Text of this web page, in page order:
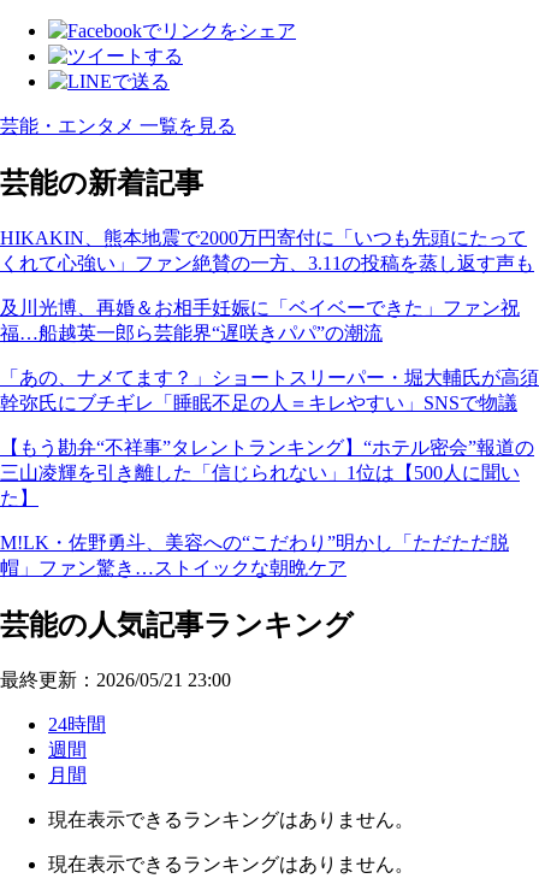
芸能・エンタメ 一覧を見る
芸能の新着記事
HIKAKIN、熊本地震で2000万円寄付に「いつも先頭にたって
くれて心強い」ファン絶賛の一方、3.11の投稿を蒸し返す声も
及川光博、再婚＆お相手妊娠に「ベイベーできた」ファン祝
福…船越英一郎ら芸能界“遅咲きパパ”の潮流
「あの、ナメてます？」ショートスリーパー・堀大輔氏が高須
幹弥氏にブチギレ「睡眠不足の人＝キレやすい」SNSで物議
【もう勘弁“不祥事”タレントランキング】“ホテル密会”報道の
三山凌輝を引き離した「信じられない」1位は【500人に聞い
た】
M!LK・佐野勇斗、美容への“こだわり”明かし「ただただ脱
帽」ファン驚き…ストイックな朝晩ケア
芸能の人気記事ランキング
最終更新：2026/05/21 23:00
24時間
週間
月間
現在表示できるランキングはありません。
現在表示できるランキングはありません。